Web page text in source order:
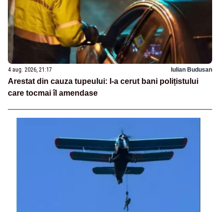
4 aug. 2026, 21:17 Iulian Budusan
Arestat din cauza tupeului: I-a cerut bani polițistului
care tocmai îl amendase